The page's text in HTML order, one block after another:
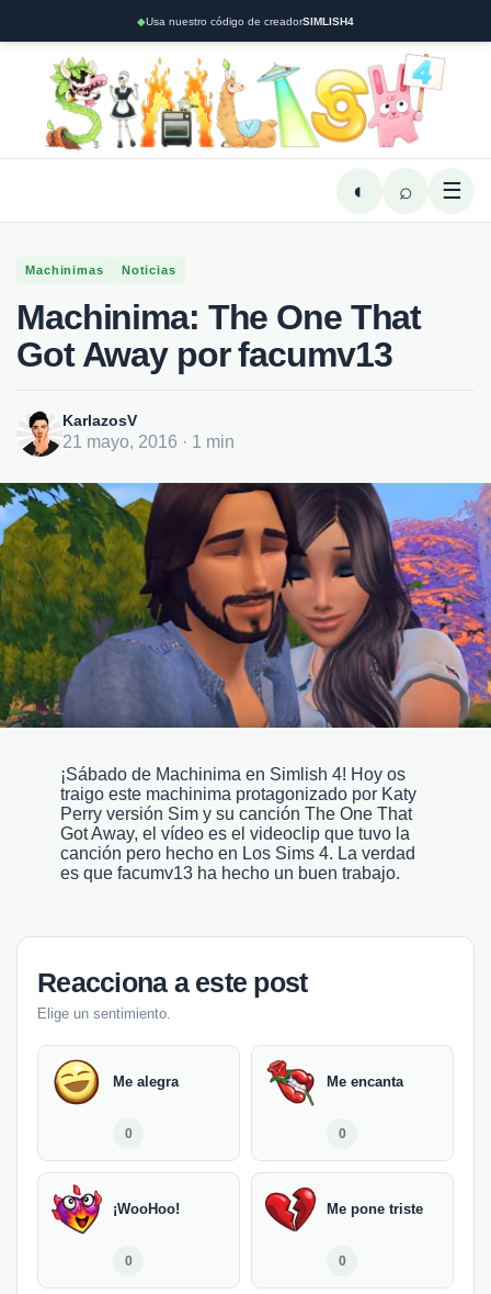
◆Usa nuestro código de creadorSIMLISH4
◐ ⌕ ☰
Machinimas Noticias
Machinima: The One That
Got Away por facumv13
KarlazosV
21 mayo, 2016 · 1 min
¡Sábado de Machinima en Simlish 4! Hoy os
traigo este machinima protagonizado por Katy
Perry versión Sim y su canción The One That
Got Away, el vídeo es el videoclip que tuvo la
canción pero hecho en Los Sims 4. La verdad
es que facumv13 ha hecho un buen trabajo.
Reacciona a este post
Elige un sentimiento.
Me alegra
0
Me encanta
0
¡WooHoo!
0
Me pone triste
0